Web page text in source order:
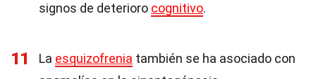
signos de deterioro cognitivo.
11 La esquizofrenia también se ha asociado con